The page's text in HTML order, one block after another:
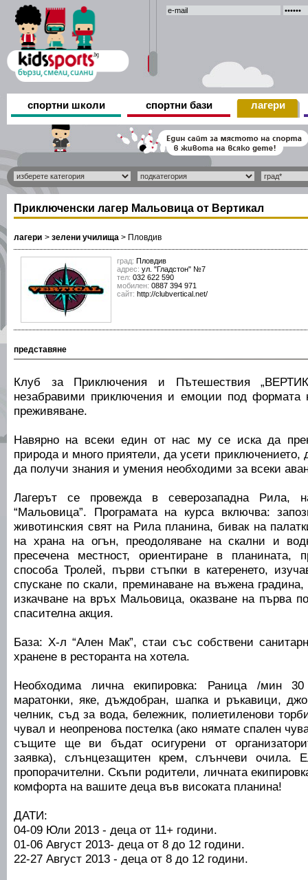
спортни школи спортни бази лагери
Приключенски лагер Мальовица от Вертикал
лагери > зелени училища > Пловдив
град: Пловдив
адрес: ул. "Гладстон" №7
тел: 032 622 590
мобилен: 0887 394 971
сайт: http://clubvertical.net/
представяне
Клуб за Приключения и Пътешествия
незабравими приключения и емоции под формата
преживяване.
Навярно на всеки един от нас му се иска да
природа и много приятели, да усети приключението,
да получи знания и умения необходими за всеки
Лагерът се провежда в северозападна Рила,
“Мальовица”. Програмата на курса включва:
животинския свят на Рила планина, бивак на
на храна на огън, преодоляване на скални и
пресечена местност, ориентиране в планината,
способа Тролей, първи стъпки в катеренето,
спускане по скали, преминаване на въжена
изкачване на връх Мальовица, оказване на първа
спасителна акция.
База: Х-л “Ален Мак”, стаи със собствени
хранене в ресторанта на хотела.
Необходима лична екипировка: Раница /мин
маратонки, яке, дъждобран, шапка и ръкавици,
челник, съд за вода, бележник, полиетиленови
чувал и неопренова постелка (ако нямате спален
същите ще ви бъдат осигурени от
заявка), слънцезащитен крем, слънчеви очила.
пропорачителни. Скъпи родители, личната
комфорта на вашите деца във високата планина!
ДАТИ:
04-09 Юли 2013 - деца от 11+ години.
01-06 Август 2013- деца от 8 до 12 години.
22-27 Август 2013 - деца от 8 до 12 години.